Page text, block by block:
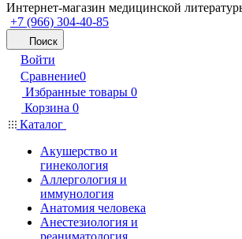
Интернет-магазин медицинской
+7 (966) 304-40-85
Поиск
Войти
Сравнение0
Избранные товары 0
Корзина 0
Каталог
Акушерство и
гинекология
Аллергология и
иммунология
Анатомия человека
Анестезиология и
реаниматология